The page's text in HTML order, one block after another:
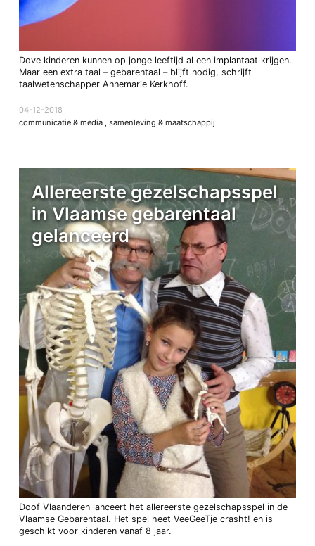
Dove kinderen kunnen op jonge leeftijd al een implantaat krijgen.
Maar een extra taal – gebarentaal – blijft nodig, schrijft
taalwetenschapper Annemarie Kerkhoff.
04-12-2018
communicatie & media , samenleving & maatschappij
Allereerste gezelschapsspel
in Vlaamse gebarentaal
gelanceerd
Doof Vlaanderen lanceert het allereerste gezelschapsspel in de
Vlaamse Gebarentaal. Het spel heet VeeGeeTje crasht! en is
geschikt voor kinderen vanaf 8 jaar.